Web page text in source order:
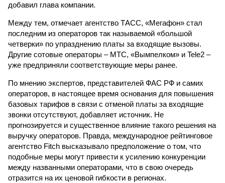
добавил глава компании.
Между тем, отмечает агентство ТАСС, «Мегафон» стал
последним из операторов так называемой «большой
четверки» по упразднению платы за входящие вызовы.
Другие сотовые операторы – МТС, «Вымпелком» и Tele2 –
уже предприняли соответствующие меры ранее.
По мнению экспертов, представителей ФАС РФ и самих
операторов, в настоящее время основания для повышения
базовых тарифов в связи с отменой платы за входящие
звонки отсутствуют, добавляет источник. Не
прогнозируется и существенное влияние такого решения на
выручку операторов. Правда, международное рейтинговое
агентство Fitch высказывало предположение о том, что
подобные меры могут привести к усилению конкуренции
между названными операторами, что в свою очередь
отразится на их ценовой гибкости в регионах.